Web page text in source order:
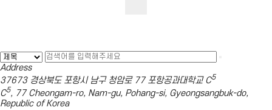
Address
37673 경상북도 포항시 남구 청암로 77 포항공과대학교 C5
C5, 77 Cheongam-ro, Nam-gu, Pohang-si, Gyeongsangbuk-do,
Republic of Korea